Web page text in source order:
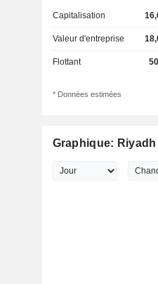
Capitalisation
Valeur d'entreprise
Flottant
* Données estimées
Graphique: